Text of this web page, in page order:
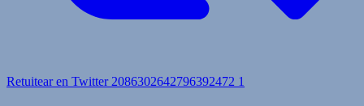
Retuitear en Twitter 2086302642796392472 1